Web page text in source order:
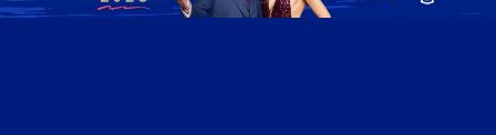
CASTING TVN VERTICAL